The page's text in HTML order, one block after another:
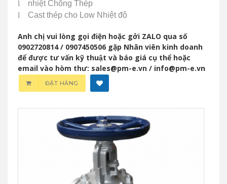
l
nhiệt Chống Thép
l
Cast thép cho Low Nhiệt độ
Anh chị vui lòng gọi điện hoặc gởi ZALO qua số
0902720814 / 0907450506 gặp Nhân viên kinh doanh
để được tư vấn kỹ thuật và báo giá cụ thể hoặc
email vào hòm thư: sales@pm-e.vn / info@pm-e.vn
ĐẶT HÀNG